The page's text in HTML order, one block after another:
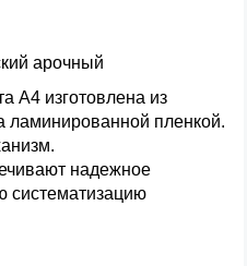
арочный
А4 изготовлена из
ламинированной пленкой.
надежное
систематизацию